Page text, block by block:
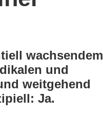
wachsendem
und
weitgehend
Ja.